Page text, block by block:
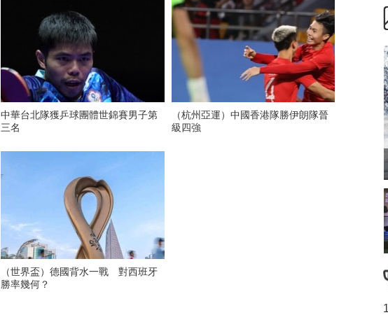
中華台北隊獲乒球團體世錦賽男子第
三名
（杭州亞運）中國香港隊勝伊朗隊晉
級四強
（世界盃）德國背水一戰 對西班牙
勝率幾何？